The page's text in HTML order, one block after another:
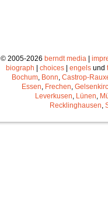
© 2005-2026 berndt media |
biograph | choices | engels und
Bochum Bonn Castrop-
Essen Frechen
Leverkusen Lünen
Recklinghausen